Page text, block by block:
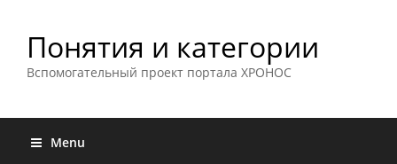
Понятия и категории
Вспомогательный проект портала ХРОНОС
Menu